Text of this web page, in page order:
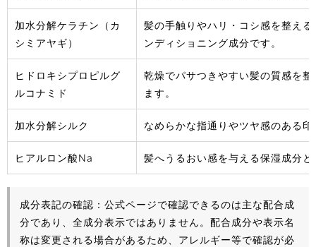
加水分解ケラチン（カ
シミアヤギ）
髪の手触りやハリ・コシ感を整え
ンディショニング成分です。
ヒドロキシプロピルグ
ルコナミド
乾燥でパサつきやすい髪の質感を
ます。
加水分解シルク なめらかな指通りやツヤ感のある
ヒアルロン酸Na 髪へうるおい感を与える保湿成分
成分表記の確認： 公式ページで確認できるのは主な配合成
分であり、全成分表示ではありません。配合成分や表示名
称は変更される場合があるため、アレルギー等で確認が必